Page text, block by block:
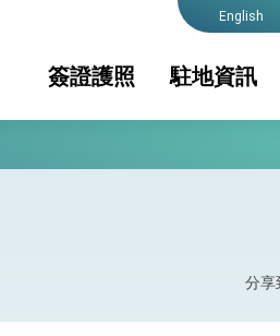
English
簽證護照
領事規費
旅外
駐地資訊
簽證及入境須知 駐地
現台灣守護全球健康的創新能量
分享